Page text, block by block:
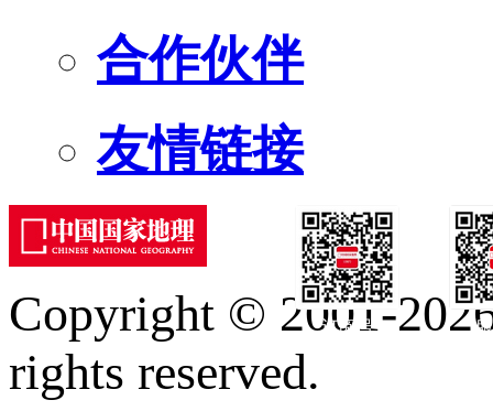
合作伙伴
友情链接
订阅号
Copyright © 2001-
rights reserved.